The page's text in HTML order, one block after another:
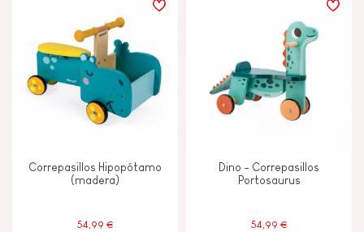
Correpasillos Hipopótamo
(madera)
54,99 €
Dino - Correpasillos
Portosaurus
54,99 €